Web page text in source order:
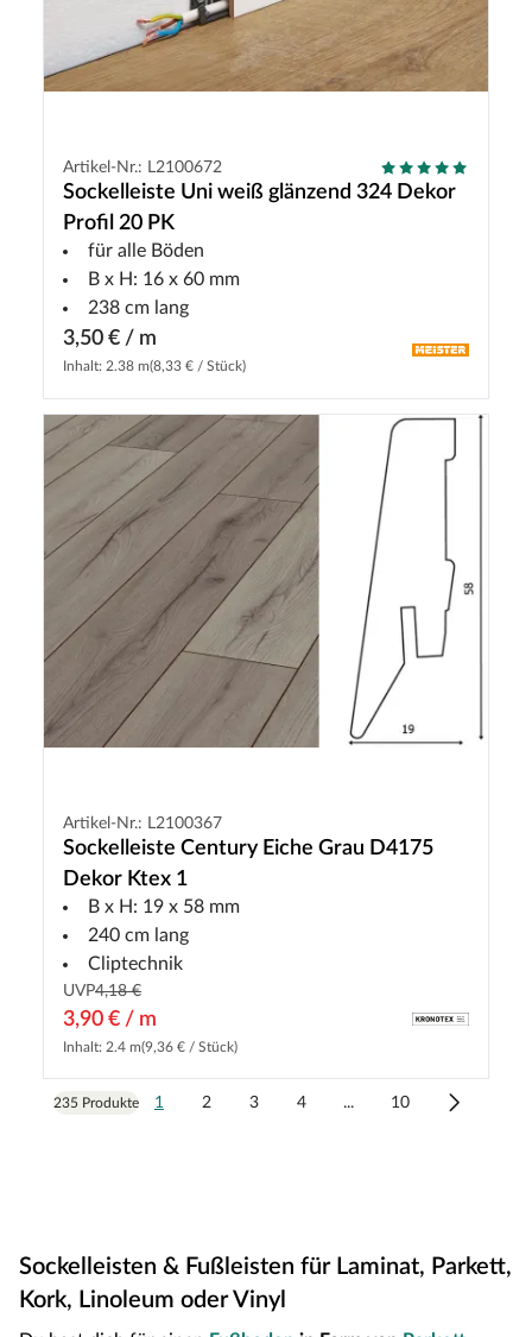
Artikel-Nr.: L2100672
Sockelleiste Uni weiß glänzend 324 Dekor
Profil 20 PK
für alle Böden
B x H: 16 x 60 mm
238 cm lang
3,50 € / m
Inhalt: 2.38 m(8,33 € / Stück)
Artikel-Nr.: L2100367
Sockelleiste Century Eiche Grau D4175
Dekor Ktex 1
B x H: 19 x 58 mm
240 cm lang
Cliptechnik
UVP4,18 €
3,90 € / m
Inhalt: 2.4 m(9,36 € / Stück)
235 Produkte 1 2 3 4 ... 10
Sockelleisten & Fußleisten für Laminat, Parkett,
Kork, Linoleum oder Vinyl